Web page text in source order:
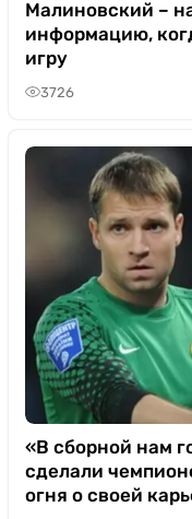
Малиновский –
информацию,
игру
3726
«В сборной нам
сделали
огня о своей